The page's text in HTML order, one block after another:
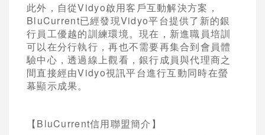
此外，自從Vidyo啟用客戶互動解決方案，
BluCurrent已經發現Vidyo平台提供了新的銀
行員工優越的訓練環境。現在，新進職員培訓
可以在分行執行，再也不需要再集合到會員體
驗中心，透過線上觀看，銀行成員與代理商之
間直接經由Vidyo視訊平台進行互動同時在螢
幕顯示成果。
【BluCurrent信用聯盟簡介】